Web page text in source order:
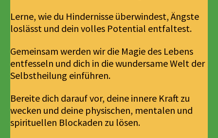
Lerne, wie du Hindernisse überwindest, Ängste
loslässt und dein volles Potential entfaltest.
Gemeinsam werden wir die Magie des Lebens
entfesseln und dich in die wundersame Welt der
Selbstheilung einführen.
Bereite dich darauf vor, deine innere Kraft zu
wecken und deine physischen, mentalen und
spirituellen Blockaden zu lösen.